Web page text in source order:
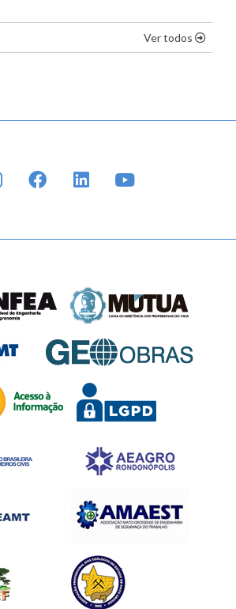
Ver todos os
INSTAGRAMFACEBOOKLINKEDIN